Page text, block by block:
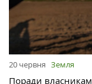
20 червня Земля
Поради власникам